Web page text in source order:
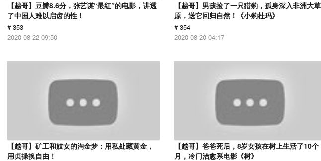
【越哥】豆瓣8.6分，张艺谋“最红”的电影，讲透
了中国人难以启齿的性！
# 353
2020-08-22 09:50
【越哥】男孩捡了一只猎豹，孤身深入非洲大草
原，送它回归自然！《小豹杜玛》
# 354
2020-08-20 04:17
【越哥】矿工和妓女的淘金梦：用私处藏黄金，
用贞操换自由！
【越哥】爸爸死后，8岁女孩在树上生活了10个
月，冷门治愈系电影《树》